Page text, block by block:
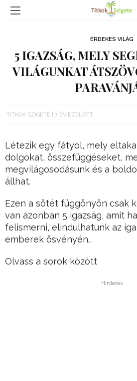
ÉRDEKES VILÁG
5 IGAZSÁG, MELY
VILÁGUNKAT
TITKOK SZIGETE 7 ÉV EZELŐTT
Létezik egy fátyol, mely
dolgokat, összefüggéseket,
megvilágosodásunk és a
állhat.
Ezen a sötét függönyön csak
van azonban 5 igazság, amit
felismerni, elindulhatunk az
emberek ösvényén…
Olvass a sorok között
Hirdetés